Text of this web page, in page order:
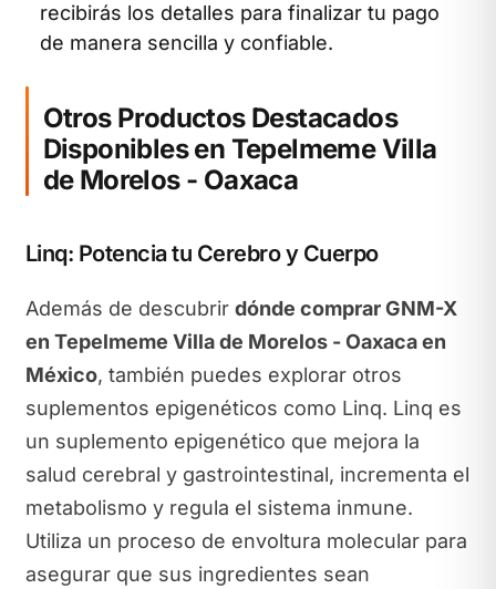
recibirás los detalles para finalizar tu pago
de manera sencilla y confiable.
Otros Productos Destacados
Disponibles en Tepelmeme Villa
de Morelos - Oaxaca
Linq: Potencia tu Cerebro y Cuerpo
Además de descubrir dónde comprar GNM-X
en Tepelmeme Villa de Morelos - Oaxaca en
México, también puedes explorar otros
suplementos epigenéticos como Linq. Linq es
un suplemento epigenético que mejora la
salud cerebral y gastrointestinal, incrementa el
metabolismo y regula el sistema inmune.
Utiliza un proceso de envoltura molecular para
asegurar que sus ingredientes sean